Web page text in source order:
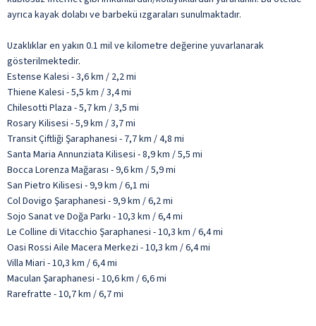
ayrıca kayak dolabı ve barbekü ızgaraları sunulmaktadır.
Uzaklıklar en yakın 0.1 mil ve kilometre değerine yuvarlanarak
gösterilmektedir.
Estense Kalesi - 3,6 km / 2,2 mi
Thiene Kalesi - 5,5 km / 3,4 mi
Chilesotti Plaza - 5,7 km / 3,5 mi
Rosary Kilisesi - 5,9 km / 3,7 mi
Transit Çiftliği Şaraphanesi - 7,7 km / 4,8 mi
Santa Maria Annunziata Kilisesi - 8,9 km / 5,5 mi
Bocca Lorenza Mağarası - 9,6 km / 5,9 mi
San Pietro Kilisesi - 9,9 km / 6,1 mi
Col Dovigo Şaraphanesi - 9,9 km / 6,2 mi
Sojo Sanat ve Doğa Parkı - 10,3 km / 6,4 mi
Le Colline di Vitacchio Şaraphanesi - 10,3 km / 6,4 mi
Oasi Rossi Aile Macera Merkezi - 10,3 km / 6,4 mi
Villa Miari - 10,3 km / 6,4 mi
Maculan Şaraphanesi - 10,6 km / 6,6 mi
Rarefratte - 10,7 km / 6,7 mi